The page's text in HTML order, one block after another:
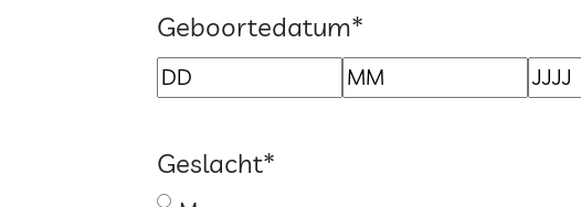
Geboortedatum*
Dag Maand Jaar
Geslacht*